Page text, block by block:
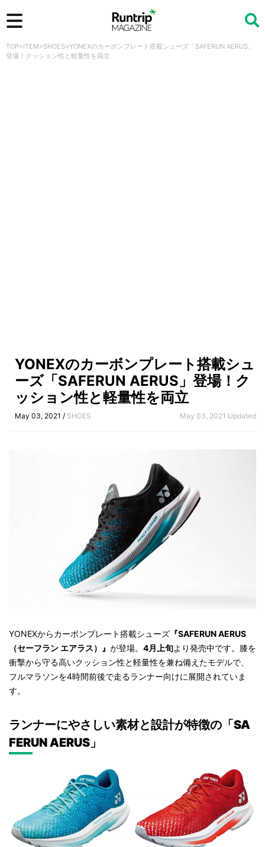
検索
TOP>ITEM>SHOES>YONEXのカーボンプレート搭載シューズ「SAFERUN AERUS」
登場！クッション性と軽量性を両立
YONEXのカーボンプレート搭載シュ
ーズ「SAFERUN AERUS」登場！ク
ッション性と軽量性を両立
May 03, 2021 / SHOES May 03, 2021 Updated
YONEXからカーボンプレート搭載シューズ 『SAFERUN AERUS
（セーフラン エアラス）』 が登場。 4月上旬より発売中です。膝を
衝撃から守る高いクッション性と軽量性を兼ね備えたモデルで、
フルマラソンを4時間前後で走るランナー向けに展開されていま
す。
ランナーにやさしい素材と設計が特徴の「 SA
FERUN AERUS」